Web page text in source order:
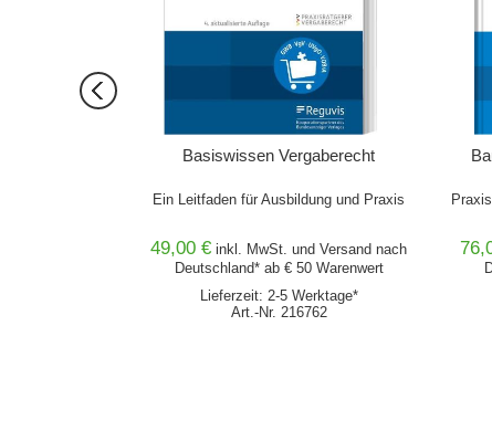
Basiswissen Vergaberecht
Ein Leitfaden für Ausbildung und Praxis
49,00 € inkl. MwSt. und Versand nach
Deutschland* ab € 50 Warenwert
Lieferzeit: 2-5 Werktage*
Art.-Nr. 216762